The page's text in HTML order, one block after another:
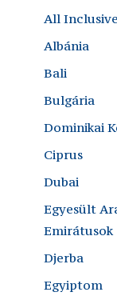
All
Albánia
Bali
Bulgária
Dominikai
Ciprus
Dubai
Egyesült
Emirátusok
Djerba
Egyiptom